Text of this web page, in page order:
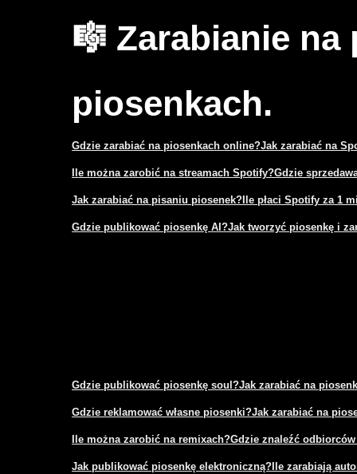
🎼 Zarabianie
piosenkach.
Gdzie zarabiać na piosenkach online?Jak zarabiać na
Ile można zarobić na streamach Spotify?Gdzie
Jak zarabiać na pisaniu piosenek? Ile płaci Spotify za 1
Gdzie publikować piosenkę AI?Jak tworzyć piosenkę i
Gdzie publikować piosenkę soul?Jak zarabiać na
Gdzie reklamować własne piosenki?Jak zarabiać na
Ile można zarobić na remixach?Gdzie znaleźć
Jak publikować piosenkę elektroniczną? Ile zarabiają